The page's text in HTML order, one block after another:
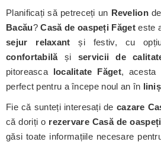
Planificați să petreceți un Revelionde
Bacău?Casă de oaspeți Făgeteste
sejur relaxant și festiv, cu
confortabilăși servicii de
pitoreasca localitate Făget, acesta
perfect pentru a începe noul an în
Fie că sunteți interesați de cazare
că doriți o rezervare Casă de
găsi toate informațiile necesare